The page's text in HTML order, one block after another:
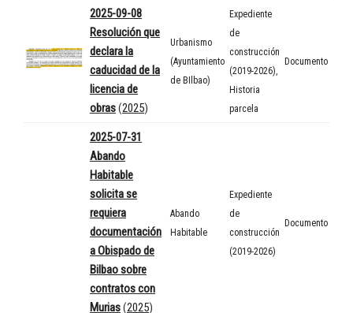
2025-09-08
Resolución que
declara la
caducidad de la
licencia de
obras(2025)
Urbanismo
(Ayuntamiento
de BIlbao)
Expediente
de
construcción
(2019-2026)
Historia
parcela
Documento
2025-07-31
Abando
Habitable
solicita se
requiera
documentación
a Obispado de
Bilbao sobre
contratos con
Murias(2025)
Abando
Habitable
Expediente
de
construcción
(2019-2026)
Documento